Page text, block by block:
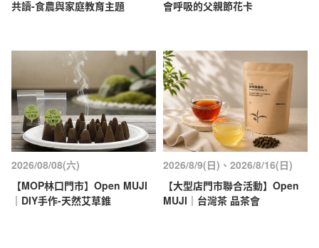
共讀-食農與家庭教育主題
會呼吸的父親節花卡
2026/08/08(六)
【MOP林口門市】Open MUJI
｜DIY手作-天然艾草錐
2026/8/9(日)、2026/8/16(日)
【大型店門市聯合活動】Open
MUJI｜台灣茶 品茶會